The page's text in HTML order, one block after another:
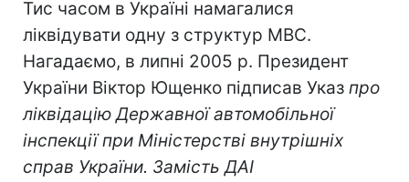
Тис часом в Україні намагалися
ліквідувати одну з структур МВС.
Нагадаємо, в липні 2005 р. Президент
України Віктор Ющенко підписав Указ про
ліквідацію Державної автомобільної
інспекції при Міністерстві внутрішніх
справ України. Замість ДАІ